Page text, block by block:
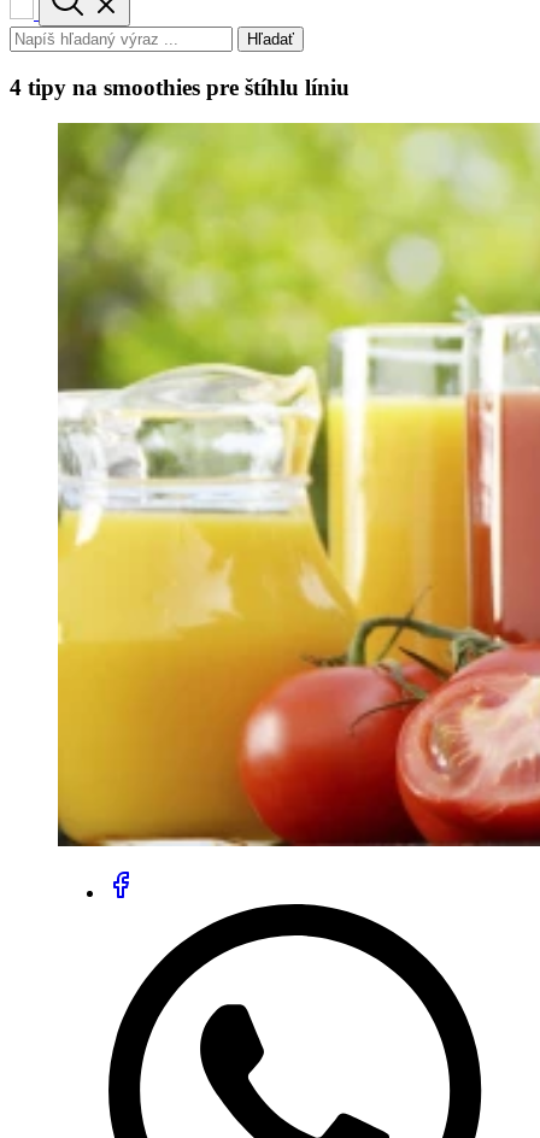
Hľadať
4 tipy na smoothies pre štíhlu líniu